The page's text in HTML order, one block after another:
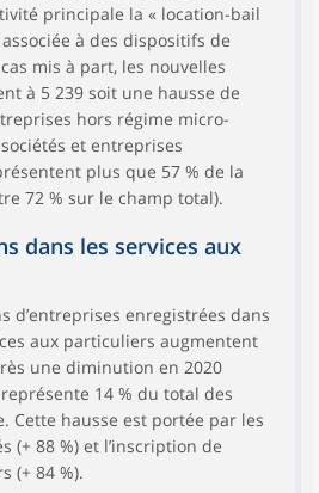
principale la « location-bail
à des dispositifs de
mis à part, les nouvelles
à 5 239 soit une hausse de
hors régime micro-
et entreprises
plus que 57 % de la
72 % sur le champ total).
dans les services aux
d’entreprises enregistrées dans
aux particuliers augmentent
une diminution en 2020
14 % du total des
Cette hausse est portée par les
(+ 88 %) et l’inscription de
(+ 84 %).